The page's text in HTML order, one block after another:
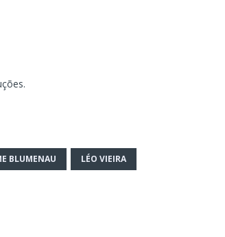
BLUMENAU LÉO VIEIRA